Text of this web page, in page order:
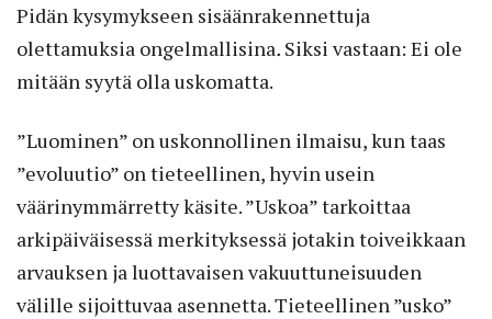
Pidän kysymykseen sisäänrakennettuja
olettamuksia ongelmallisina. Siksi vastaan: Ei ole
mitään syytä olla uskomatta.
”Luominen” on uskonnollinen ilmaisu, kun taas
”evoluutio” on tieteellinen, hyvin usein
väärinymmärretty käsite. ”Uskoa” tarkoittaa
arkipäiväisessä merkityksessä jotakin toiveikkaan
arvauksen ja luottavaisen vakuuttuneisuuden
välille sijoittuvaa asennetta. Tieteellinen ”usko”